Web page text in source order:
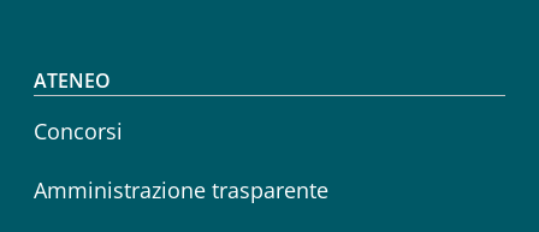
Footer menu
ATENEO
Concorsi
Amministrazione trasparente